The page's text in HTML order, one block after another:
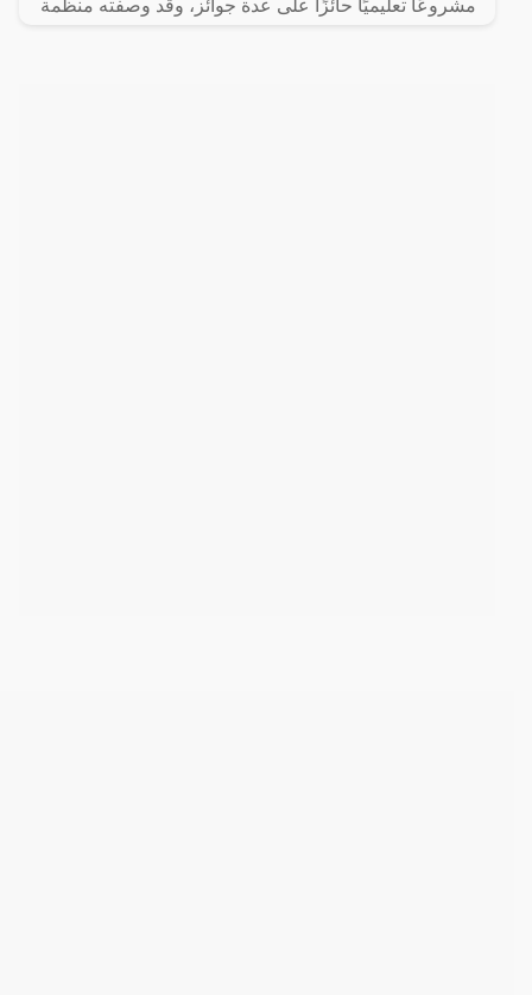
مشروعًا تعليميًا حائزًا على عدة جوائز، وقد وصفته منظمة